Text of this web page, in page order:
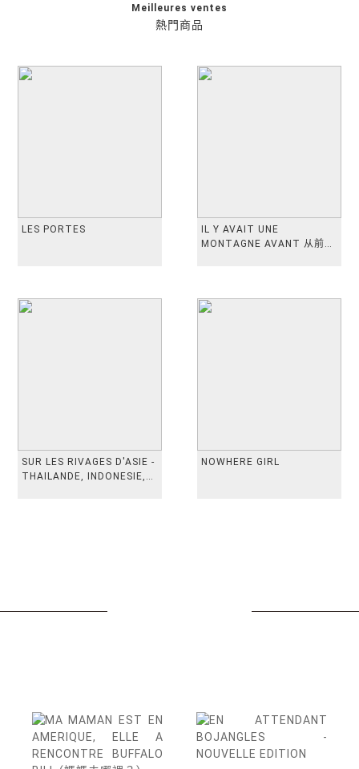
熱門商品
Meilleures ventes
LES PORTES
IL Y AVAIT UNE
MONTAGNE AVANT 从前有
SUR LES RIVAGES D'ASIE -
THAILANDE, INDONESIE,
NOWHERE GIRL